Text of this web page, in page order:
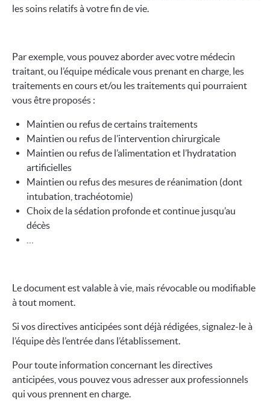
les soins relatifs à votre fin de vie.
Par exemple, vous pouvez aborder avec votre médecin
traitant, ou l’équipe médicale vous prenant en charge, les
traitements en cours et/ou les traitements qui pourraient
vous être proposés :
Maintien ou refus de certains traitements
Maintien ou refus de l’intervention chirurgicale
Maintien ou refus de l’alimentation et l’hydratation
artificielles
Maintien ou refus des mesures de réanimation (dont
intubation, trachéotomie)
Choix de la sédation profonde et continue jusqu’au
décès
Le document est valable à vie, mais révocable ou modifiable
à tout moment.
Si vos directives anticipées sont déjà rédigées, signalez-le à
l’équipe dès l’entrée dans l’établissement.
Pour toute information concernant les directives
anticipées, vous pouvez vous adresser aux professionnels
qui vous prennent en charge.